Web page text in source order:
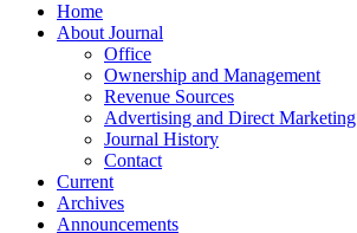
Home
About Journal
Office
Ownership and Management
Revenue Sources
Advertising and Direct Marketing
Journal History
Contact
Current
Archives
Announcements